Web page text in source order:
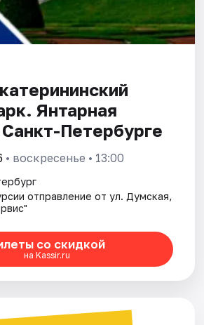
Янтарная
Петербурге
• воскресенье • 13:00
отправление от ул. Думская,
со скидкой
на Kassir.ru